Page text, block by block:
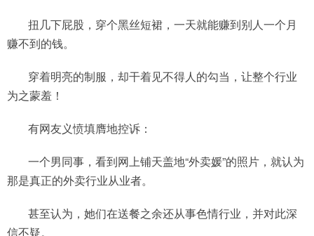
扭几下屁股，穿个黑丝短裙，一天就能赚到别人一个月
赚不到的钱。
穿着明亮的制服，却干着见不得人的勾当，让整个行业
为之蒙羞！
有网友义愤填膺地控诉：
一个男同事，看到网上铺天盖地“外卖媛”的照片，就认为
那是真正的外卖行业从业者。
甚至认为，她们在送餐之余还从事色情行业，并对此深
信不疑。